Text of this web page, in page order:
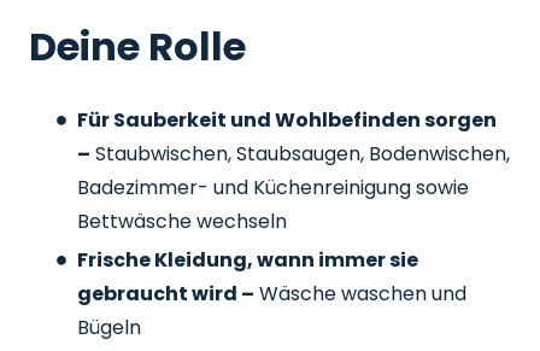
Deine Rolle
Für Sauberkeit und Wohlbefinden sorgen
– Staubwischen, Staubsaugen, Bodenwischen,
Badezimmer- und Küchenreinigung sowie
Bettwäsche wechseln
Frische Kleidung, wann immer sie
gebraucht wird – Wäsche waschen und
Bügeln